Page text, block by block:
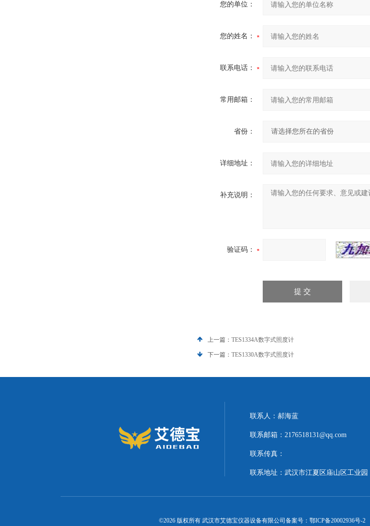
您的单位：
您的姓名：
联系电话：
常用邮箱：
省份：
详细地址：
补充说明：
验证码：
上一篇： TES1334A数字式照度计
下一篇： TES1330A数字式照度计
联系人：郝海蓝
联系邮箱：2176518131@qq.com
联系传真：
联系地址：武汉市江夏区庙山区工业园
©2026 版权所有 武汉市艾德宝仪器设备有限公司 备案号：鄂ICP备20002936号-2